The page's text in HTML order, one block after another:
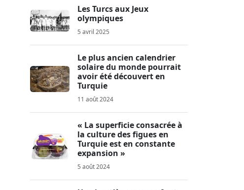
Les Turcs aux Jeux
olympiques
5 avril 2025
Le plus ancien calendrier
solaire du monde pourrait
avoir été découvert en
Turquie
11 août 2024
« La superficie consacrée à
la culture des figues en
Turquie est en constante
expansion »
5 août 2024